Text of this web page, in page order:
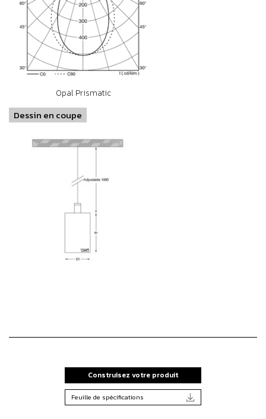
Opal Prismatic
Dessin en coupe
Construisez votre produit
Feuille de spécifications